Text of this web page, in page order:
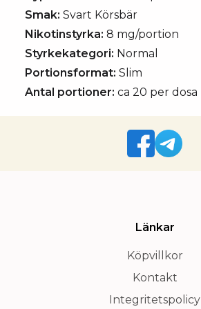
Smak: Svart Körsbär
Nikotinstyrka: 8 mg/portion
Styrkekategori: Normal
Portionsformat: Slim
Antal portioner: ca 20 per dosa
Länkar
Köpvillkor
Kontakt
Integritetspolicy